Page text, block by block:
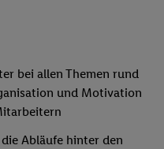
bei allen Themen rund
und Motivation
Abläufe hinter den